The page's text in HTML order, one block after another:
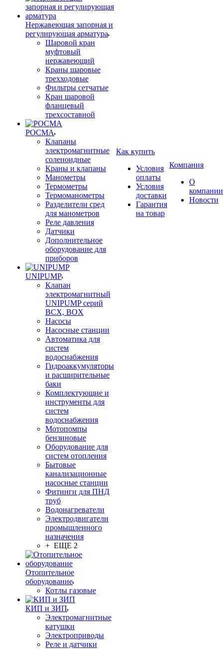
Нержавеющая запорная и
регулирующая арматура
Шаровой кран
муфтовый
нержавеющий
Краны шаровые
трехходовые
Фильтры сетчатые
Кран шаровой
фланцевый
трехсоставной
РОСМА
Клапаны
электромагнитные
соленоидные
Краны и клапаны
Манометры
Термометры
Термоманометры
Разделители сред
для манометров
Реле давления
Датчики
Дополнительное
оборудование для
приборов
UNIPUMP
Клапан
электромагнитный
UNIPUMP серий
BCX, BOX
Насосы
Насосные станции
Автоматика для
систем
водоснабжения
Гидроаккумуляторы
и расширительные
баки
Комплектующие и
инструменты для
систем
водоснабжения
Мотопомпы
бензиновые
Оборудование для
систем отопления
Бытовые
канализационные
насосные станции
Фитинги для ПНД
труб
Водонагреватели
Электродвигатели
промышленного
назначения
+ ЕЩЕ 2
Отопительное
оборудование
Котлы газовые
КИП и ЗИП
Электромагнитные
катушки
Электроприводы
Реле и датчики
Как купить
Условия
оплаты
Условия
доставки
Гарантия
на товар
Компания
О
компании
Новости